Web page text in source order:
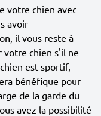
votre chien avec
avoir
il vous reste à
votre chien s'il ne
est sportif,
bénéfique pour
de la garde du
avez la possibilité